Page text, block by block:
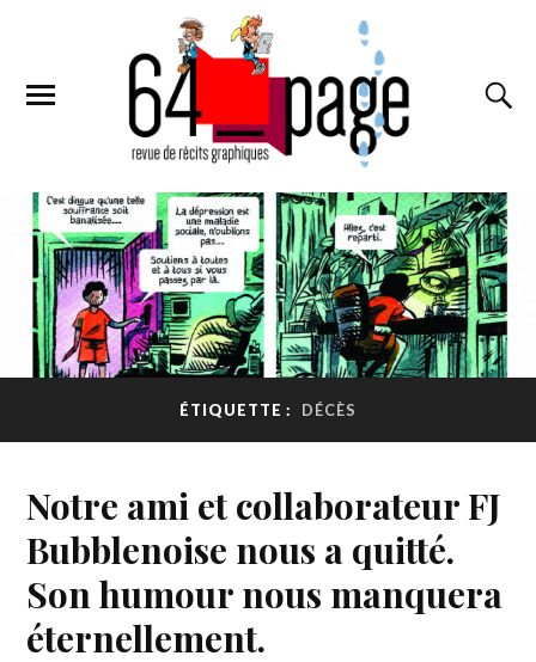
ÉTIQUETTE : DÉCÈS
Notre ami et collaborateur FJ
Bubblenoise nous a quitté.
Son humour nous manquera
éternellement.